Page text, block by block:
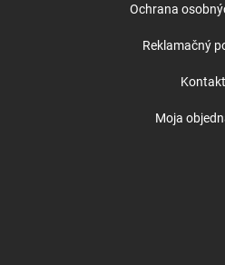
Ochrana
Reklamačný
Kontakt
Moja